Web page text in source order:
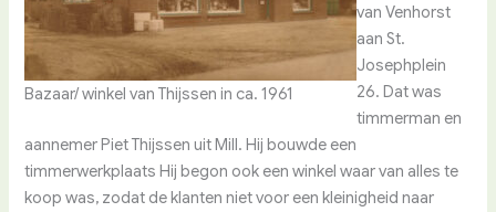
Bazaar/ winkel van Thijssen in ca. 1961
van Venhorst
aan St.
Josephplein
26. Dat was
timmerman en
aannemer Piet Thijssen uit Mill. Hij bouwde een
timmerwerkplaats Hij begon ook een winkel waar van alles te
koop was, zodat de klanten niet voor een kleinigheid naar